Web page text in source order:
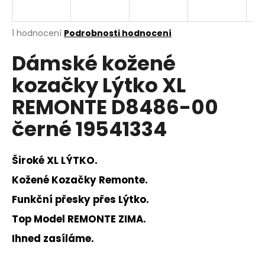
Průměrné
produktu
je
5,0
5
hvězdiček.
1 hodnocení Podrobnosti hodnocení
Dámské kožené
kozačky Lýtko XL
REMONTE D8486-00
černé 19541334
Široké XL LÝTKO.
Kožené Kozačky Remonte.
Funkční přesky přes Lýtko.
Top Model REMONTE ZIMA.
Ihned zasíláme.
j
t
?
HLEDAT
D
o
p
o
r